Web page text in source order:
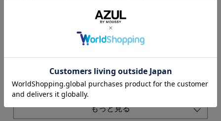
定期的にふき取りのメンテナンスをお願いします。
消毒液が製品に直接かかる事が無いようご注意下さい。
■251ISC56-167Iのリピート商品です。
※画像の商品はサンプルです。実際の商品と仕様、加工が若干
異なる場合があります。
※画像の商品は光の照射や角度、お使いのモニター環境によ
※着用、お取り扱いの際は、アテンションタグをご確認くださ
もっと見る